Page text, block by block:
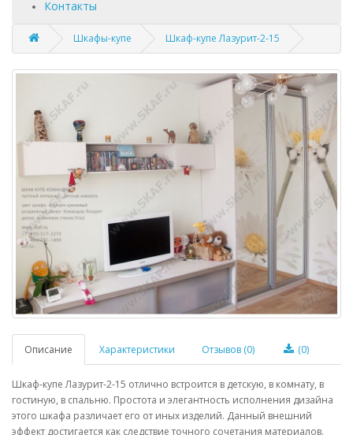
Контакты
Шкафы-купе Шкаф-купе Лазурит-2-15
Описание Характеристики Отзывов (0) (0)
Шкаф-купе Лазурит-2-15 отлично встроится в детскую, в комнату, в
гостиную, в спальню. Простота и элегантность исполнения дизайна
этого шкафа различает его от иных изделий. Данный внешний
эффект достигается как следствие точного сочетания материалов.